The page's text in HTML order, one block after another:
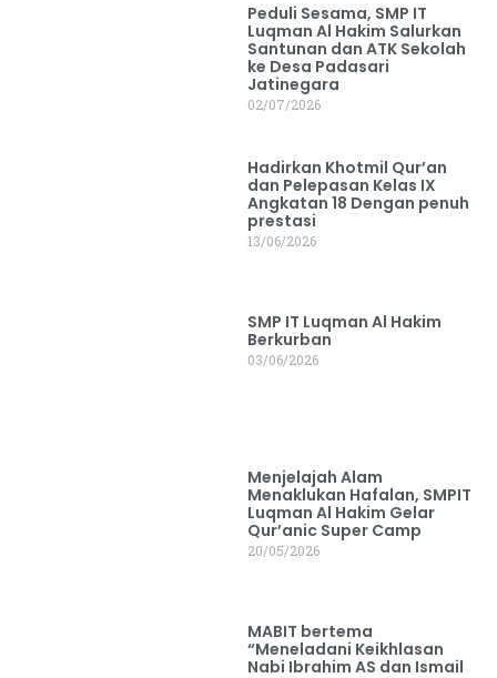
Peduli Sesama, SMP IT
Luqman Al Hakim Salurkan
Santunan dan ATK Sekolah
ke Desa Padasari
Jatinegara
02/07/2026
Hadirkan Khotmil Qur’an
dan Pelepasan Kelas IX
Angkatan 18 Dengan penuh
prestasi
13/06/2026
SMP IT Luqman Al Hakim
Berkurban
03/06/2026
Menjelajah Alam
Menaklukan Hafalan, SMPIT
Luqman Al Hakim Gelar
Qur’anic Super Camp
20/05/2026
MABIT bertema
“Meneladani Keikhlasan
Nabi Ibrahim AS dan Ismail